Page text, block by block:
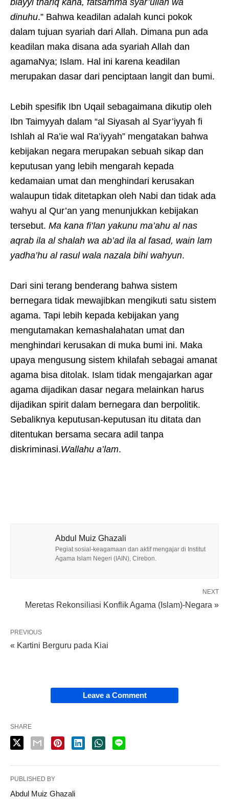
biayyi thariq kana, fatsamma syar’ullah wa
dinuhu.” Bahwa keadilan adalah kunci pokok
dalam tujuan syariah dari Allah. Dimana pun ada
keadilan maka disana ada syariah Allah dan
agamaNya; Islam. Hal ini karena keadilan
merupakan dasar dari penciptaan langit dan bumi.
Lebih spesifik Ibn Uqail sebagaimana dikutip oleh
Ibn Taimyyah dalam “al Siyasah al Syar’iyyah fi
Ishlah al Ra’ie wal Ra’iyyah” mengatakan bahwa
kebijakan negara merupakan sebuah sikap dan
keputusan yang lebih mengarah kepada
kedamaian umat dan menghindari kerusakan
walaupun tidak ditetapkan oleh Nabi dan tidak ada
wahyu al Qur’an yang menunjukkan kebijakan
tersebut. Ma kana fi’lan yakunu ma’ahu al nas
aqrab ila al shalah wa ab’ad ila al fasad, wain lam
yadha’hu al rasul wala nazala bihi wahyun.
Dari sini terang benderang bahwa sistem
bernegara tidak mewajibkan mengikuti satu sistem
agama. Tapi lebih kepada kebijakan yang
mengutamakan kemashalahatan umat dan
menghindari kerusakan di muka bumi ini. Maka
upaya mengusung sistem khilafah sebagai amanat
agama bisa ditolak. Islam tidak mengajarkan agar
agama dijadikan dasar negara melainkan harus
dijadikan spirit dalam bernegara dan berpolitik.
Sebaliknya keputusan-keputusan itu ditata dan
ditentukan bersama secara adil tanpa
diskriminasi.Wallahu a’lam.
Abdul Muiz Ghazali
Pegiat sosial-keagamaan dan aktif mengajar di Institut
Agama Islam Negeri (IAIN), Cirebon.
NEXT
Meretas Rekonsiliasi Konflik Agama (Islam)-Negara »
PREVIOUS
« Kartini Berguru pada Kiai
Leave a Comment
SHARE
PUBLISHED BY
Abdul Muiz Ghazali